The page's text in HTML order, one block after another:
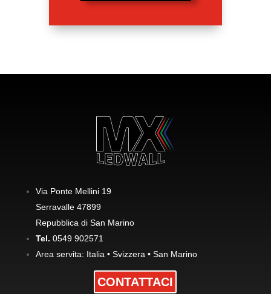
Via Ponte Mellini 19
Serravalle 47899
Repubblica di San Marino
Tel. 0549 902571
Area servita: Italia • Svizzera • San Marino
CONTATTACI